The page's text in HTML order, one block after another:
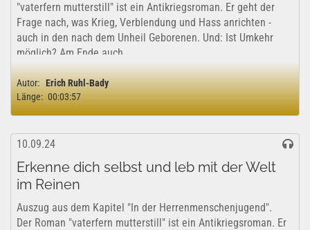
"vaterfern mutterstill" ist ein Antikriegsroman. Er geht der
Frage nach, was Krieg, Verblendung und Hass anrichten -
auch in den nach dem Unheil Geborenen. Und: Ist Umkehr
möglich? Am Ende auch...
Autor: Erich Ruhl-Bady
Länge: 00:03:57
10.09.24
Erkenne dich selbst und leb mit der Welt
im Reinen
Auszug aus dem Kapitel "In der Herrenmenschenjugend".
Der Roman "vaterfern mutterstill" ist ein Antikriegsroman. Er